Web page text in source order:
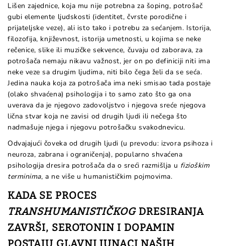
Lišen zajednice, koja mu nije potrebna za šoping, potrošač
gubi elemente ljudskosti (identitet, čvrste porodične i
prijateljske veze), ali isto tako i potrebu za sećanjem. Istorija,
filozofija, književnost, istorija umetnosti, u kojima se neke
rečenice, slike ili muzičke sekvence, čuvaju od zaborava, za
potrošača nemaju nikavu važnost, jer on po definiciji niti ima
neke veze sa drugim ljudima, niti bilo čega želi da se seća.
Jedina nauka koja za potrošača ima neki smisao tada postaje
(olako shvaćena) psihologija i to samo zato što ga ona
uverava da je njegovo zadovoljstvo i njegova sreće njegova
lična stvar koja ne zavisi od drugih ljudi ili nečega što
nadmašuje njega i njegovu potrošačku svakodnevicu.
Odvajajući čoveka od drugih ljudi (u prevodu: izvora psihoza i
neuroza, zabrana i ograničenja), popularno shvaćena
psihologija dresira potrošača da o sreći razmišlja u fizioškim
terminima, a ne više u humanističkim pojmovima.
KADA SE PROCES
TRANSHUMANISTIČKOGDRESIRANJA
ZAVRŠI, SEROTONIN I DOPAMIN
POSTAJU GLAVNI JUNACI NAŠIH